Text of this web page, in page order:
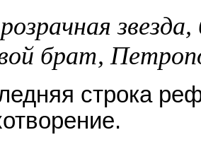
розрачная
брат,
строка